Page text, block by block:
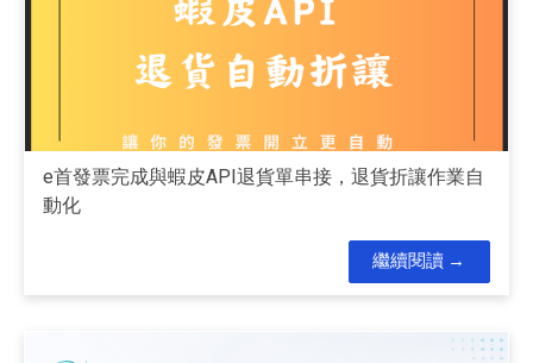
e首發票完成與蝦皮API退貨單串接，退貨折讓作業自
動化
繼續閱讀